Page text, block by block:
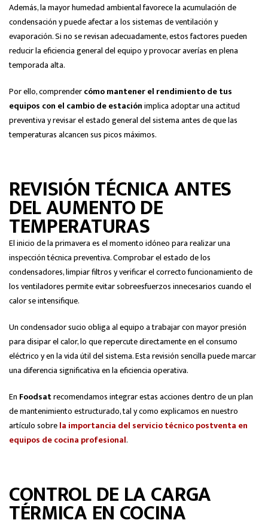
Además, la mayor humedad ambiental favorece la acumulación de
condensación y puede afectar a los sistemas de ventilación y
evaporación. Si no se revisan adecuadamente, estos factores pueden
reducir la eficiencia general del equipo y provocar averías en plena
temporada alta.
Por ello, comprendercómo mantener el rendimiento de tus
equipos con el cambio de estaciónimplica adoptar una actitud
preventiva y revisar el estado general del sistema antes de que las
temperaturas alcancen sus picos máximos.
REVISIÓN TÉCNICA ANTES
DEL AUMENTO DE
TEMPERATURAS
El inicio de la primavera es el momento idóneo para realizar una
inspección técnica preventiva. Comprobar el estado de los
condensadores, limpiar filtros y verificar el correcto funcionamiento de
los ventiladores permite evitar sobreesfuerzos innecesarios cuando el
calor se intensifique.
Un condensador sucio obliga al equipo a trabajar con mayor presión
para disipar el calor, lo que repercute directamente en el consumo
eléctrico y en la vida útil del sistema. Esta revisión sencilla puede marcar
una diferencia significativa en la eficiencia operativa.
En Foodsatrecomendamos integrar estas acciones dentro de un plan
de mantenimiento estructurado, tal y como explicamos en nuestro
artículo sobrela importancia del servicio técnico postventa en
equipos de cocina profesional.
CONTROL DE LA CARGA
TÉRMICA EN COCINA